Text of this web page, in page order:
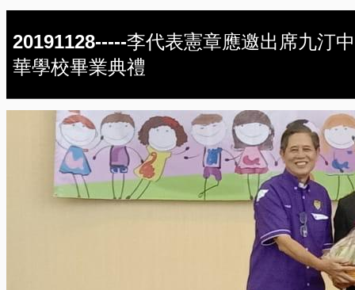
20191128-----李代表憲章應邀出席九汀中
華學校畢業典禮